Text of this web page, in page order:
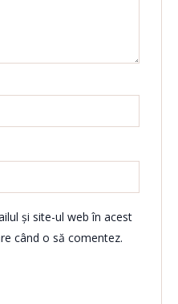
și site-ul web în acest
când o să comentez.